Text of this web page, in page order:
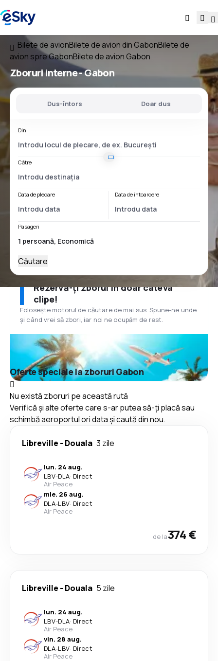
Bilete de avionBilete de avion din GabonBilete de
avion spre GabonBilete de avion Gabon
Zboruri interne -Gabon
Dus-întors Doar dus
Din
Către
Data de plecare Data de întoarcere
Pasageri
Căutare
Rezervă-ți zborul în doar câteva
clipe!
Folosește motorul de căutare de mai sus. Spune-ne unde
și când vrei să zbori, iar noi ne ocupăm de rest.
Oferte speciale la zboruri Gabon
Nu există zboruri pe această rută
Verifică și alte oferte care s-ar putea să-ți placă sau
schimbă aeroportul ori data și caută din nou.
Libreville - Douala 3 zile
lun. 24 aug.
LBV-DLA· Direct
Air Peace
mie. 26 aug.
DLA-LBV· Direct
Air Peace
de la374 €
Libreville - Douala 5 zile
lun. 24 aug.
LBV-DLA· Direct
Air Peace
vin. 28 aug.
DLA-LBV· Direct
Air Peace